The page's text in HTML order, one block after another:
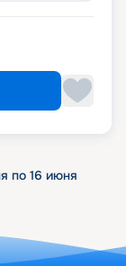
по 16 июня